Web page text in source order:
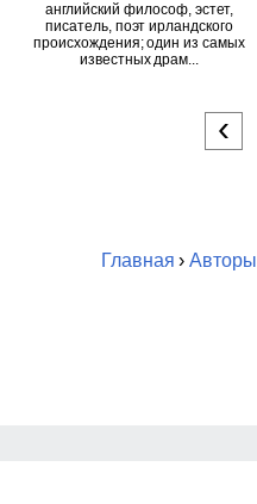
английский философ, эстет,
писатель, поэт ирландского
происхождения; один из самых
известных драм...
‹
Главная ›Авторы